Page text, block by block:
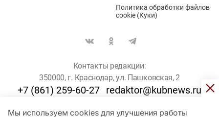
Мы используем cookies для улучшения работы
Политика обработки файлов
cookie (Куки)
Контакты редакции:
350000, г. Краснодар, ул. Пашковская, 2
+7 (861) 259-60-27 redaktor@kubnews.ru
Для пользователей старше 16 лет